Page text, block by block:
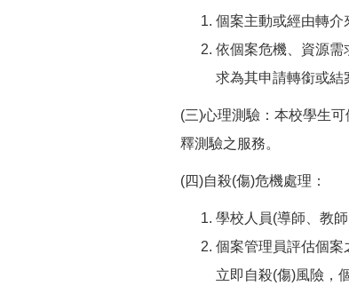
個案主動或經由轉介
依個案危機、資源需
求為其申請轉銜或結
(三)心理測驗：本校學生
釋測驗之服務。
(四)自殺(傷)危機處理：
學校人員(導師、教
個案管理員評估個案
立即自殺(傷)風險，